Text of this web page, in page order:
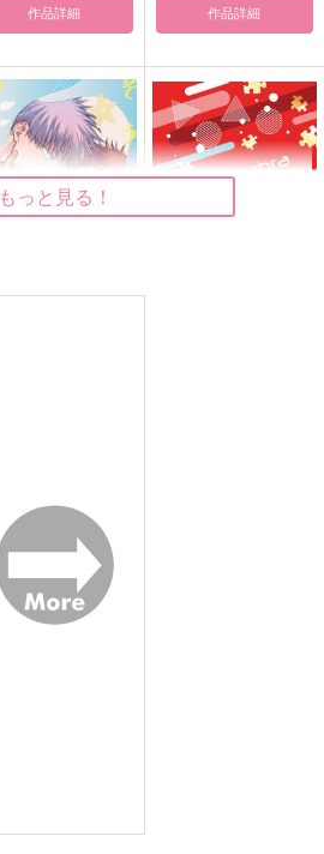
作品詳細 作品詳細
サンプル
作品詳細
もっと見る！